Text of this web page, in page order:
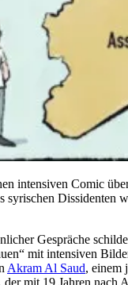
intensiven Comic
syrischen Dissidenten
Gespräche
mit intensiven
Akram Al Saud, einem
mit 19 Jahren nach